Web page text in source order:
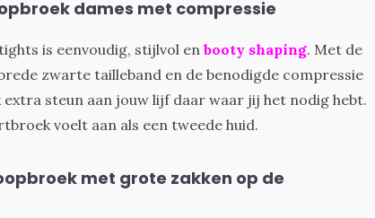
dames met compressie
is eenvoudig, stijlvol en booty shaping. Met de
zwarte tailleband en de benodigde compressie
extra steun aan jouw lijf daar waar jij het nodig hebt.
voelt aan als een tweede huid.
met grote zakken op de